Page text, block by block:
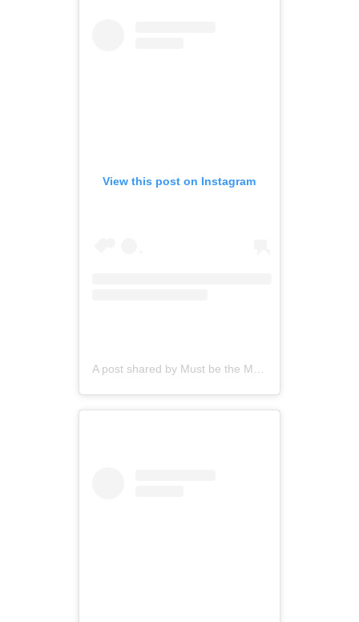
View this post on Instagram
A post shared by Must be the Music Polsat (@mustbethemusic.polsat)